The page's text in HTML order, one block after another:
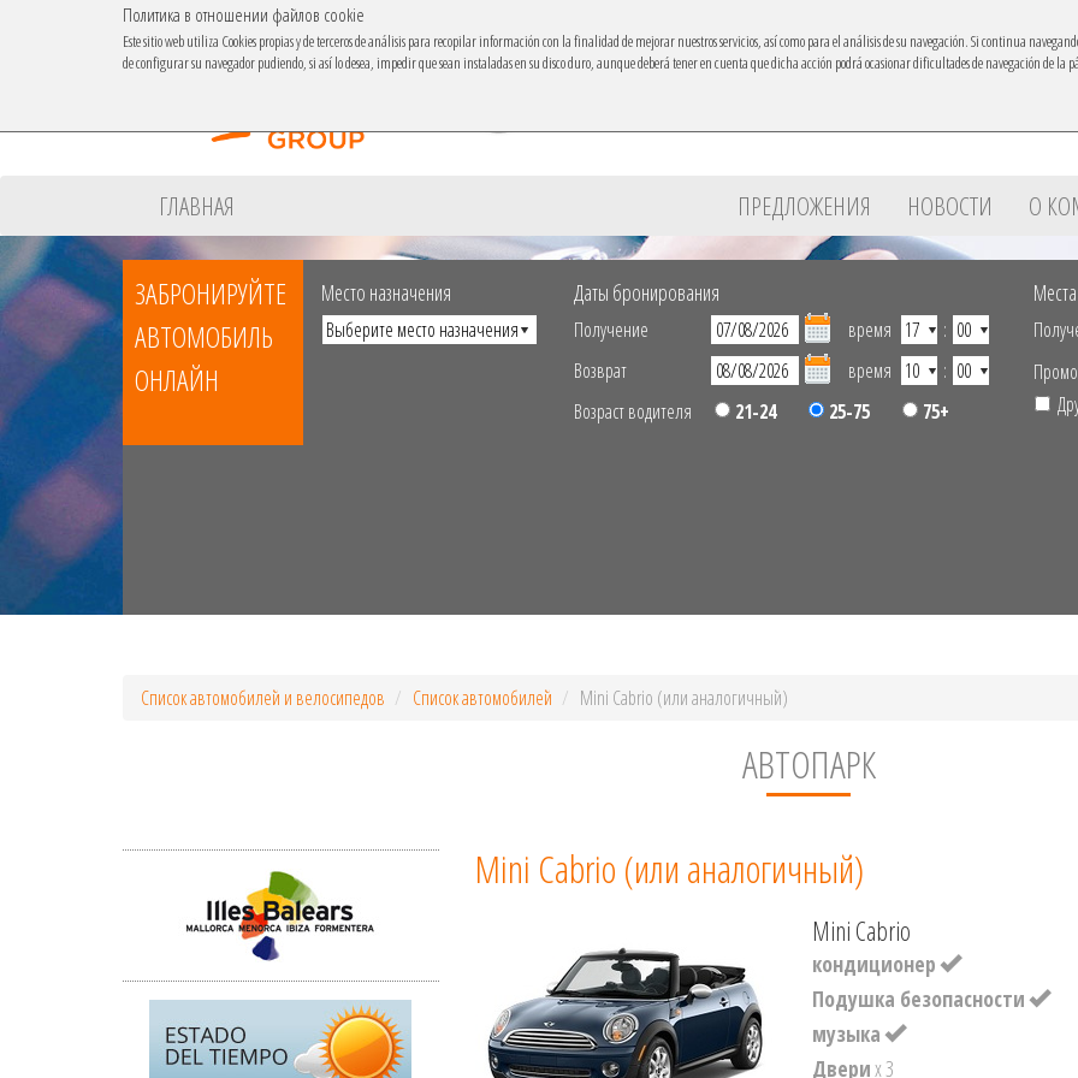
Политика в отношении файлов cookie
Este sitio web utiliza Cookies propias y de terceros de análisis para recopilar información con la finalidad de mejorar nuestros servicios, así como para el análisis de su navegación. Si continua
de configurar su navegador pudiendo, si así lo desea, impedir que sean instaladas en su disco duro, aunque deberá tener en cuenta que dicha acción podrá ocasionar dificultades de navegación de la
Ibacar на свой мобильный
ГЛАВНАЯ ПРЕДЛОЖЕНИЯ НОВОСТИ О
ЗАБРОНИРУЙТЕ
АВТОМОБИЛЬ
ОНЛАЙН
Место назначения Даты бронирования
Получение время
:
Возврат
время
:
Возраст водителя
21-24 25-75 75+
Список автомобилей и велосипедов Список автомобилей Mini Cabrio (или аналогичный)
АВТОПАРК
Mini Cabrio (или аналогичный)
Mini Cabrio
кондиционер
Подушка безопасности
музыка
Двериx 3